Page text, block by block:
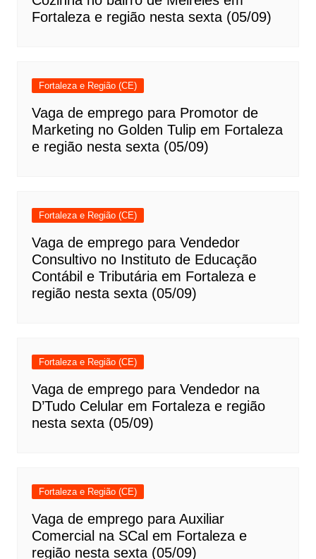
Fortaleza e região nesta sexta (05/09)
Fortaleza e Região (CE)
Vaga de emprego para Promotor de
Marketing no Golden Tulip em Fortaleza
e região nesta sexta (05/09)
Fortaleza e Região (CE)
Vaga de emprego para Vendedor
Consultivo no Instituto de Educação
Contábil e Tributária em Fortaleza e
região nesta sexta (05/09)
Fortaleza e Região (CE)
Vaga de emprego para Vendedor na
D’Tudo Celular em Fortaleza e região
nesta sexta (05/09)
Fortaleza e Região (CE)
Vaga de emprego para Auxiliar
Comercial na SCal em Fortaleza e
região nesta sexta (05/09)